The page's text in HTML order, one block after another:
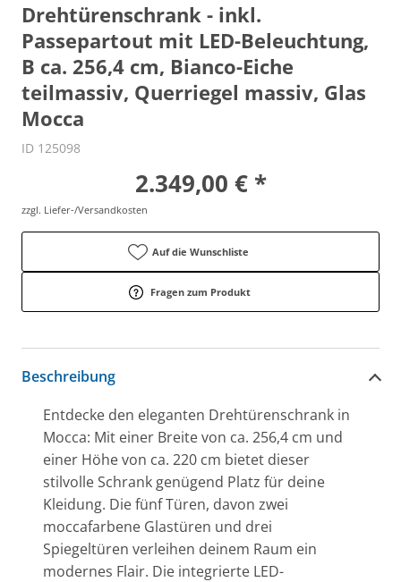
Drehtürenschrank - inkl.
Passepartout mit LED-Beleuchtung,
B ca. 256,4 cm, Bianco-Eiche
teilmassiv, Querriegel massiv, Glas
Mocca
ID 125098
2.349,00 € *
zzgl. Liefer-/Versandkosten
Auf die Wunschliste
Fragen zum Produkt
Beschreibung
Entdecke den eleganten Drehtürenschrank in
Mocca: Mit einer Breite von ca. 256,4 cm und
einer Höhe von ca. 220 cm bietet dieser
stilvolle Schrank genügend Platz für deine
Kleidung. Die fünf Türen, davon zwei
moccafarbene Glastüren und drei
Spiegeltüren verleihen deinem Raum ein
modernes Flair. Die integrierte LED-